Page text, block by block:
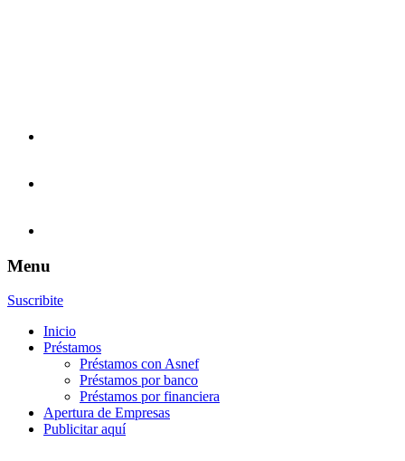
Menu
Suscribite
Inicio
Préstamos
Préstamos con Asnef
Préstamos por banco
Préstamos por financiera
Apertura de Empresas
Publicitar aquí